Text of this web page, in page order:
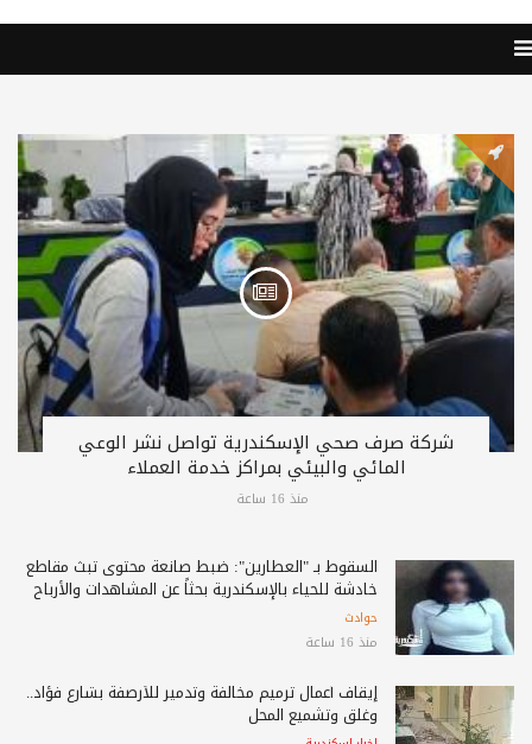
شركة صرف صحي الإسكندرية تواصل نشر الوعي
المائي والبيئي بمراكز خدمة العملاء
منذ 16 ساعة
السقوط بـ "العطارين": ضبط صانعة محتوى تبث مقاطع
خادشة للحياء بالإسكندرية بحثاً عن المشاهدات والأرباح
حوادث
منذ 16 ساعة
إيقاف أعمال ترميم مخالفة وتدمير للأرصفة بشارع فؤاد..
وغلق وتشميع المحل